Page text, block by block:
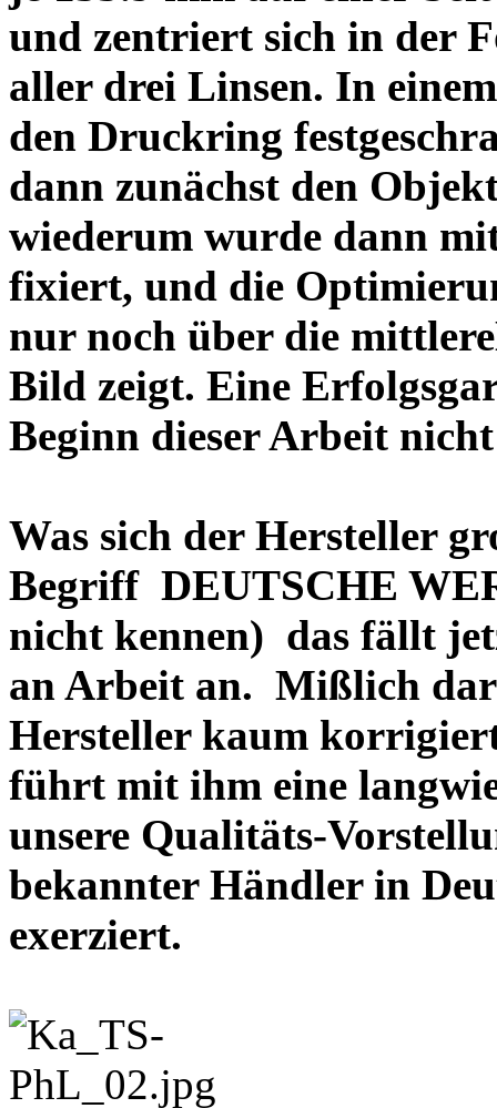
und zentriert sich in der
aller drei Linsen. In
den Druckring
dann zunächst den
wiederum wurde dann
fixiert, und die
nur noch über die
Bild zeigt. Eine
Beginn dieser Arbeit
Was sich der Hersteller
Begriff DEUTSCHE
nicht kennen) das fällt
an Arbeit an. Mißlich
Hersteller kaum
führt mit ihm eine
unsere Qualitäts-
bekannter Händler in
exerziert.